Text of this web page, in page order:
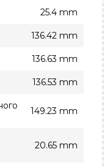
25.4 mm
136.42 mm
136.63 mm
136.53 mm
149.23 mm
20.65 mm